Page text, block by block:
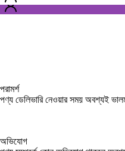
পরামর্শ
পণ্য ডেলিভারি নেওয়ার সময় অবশ্যই
অভিযোগ